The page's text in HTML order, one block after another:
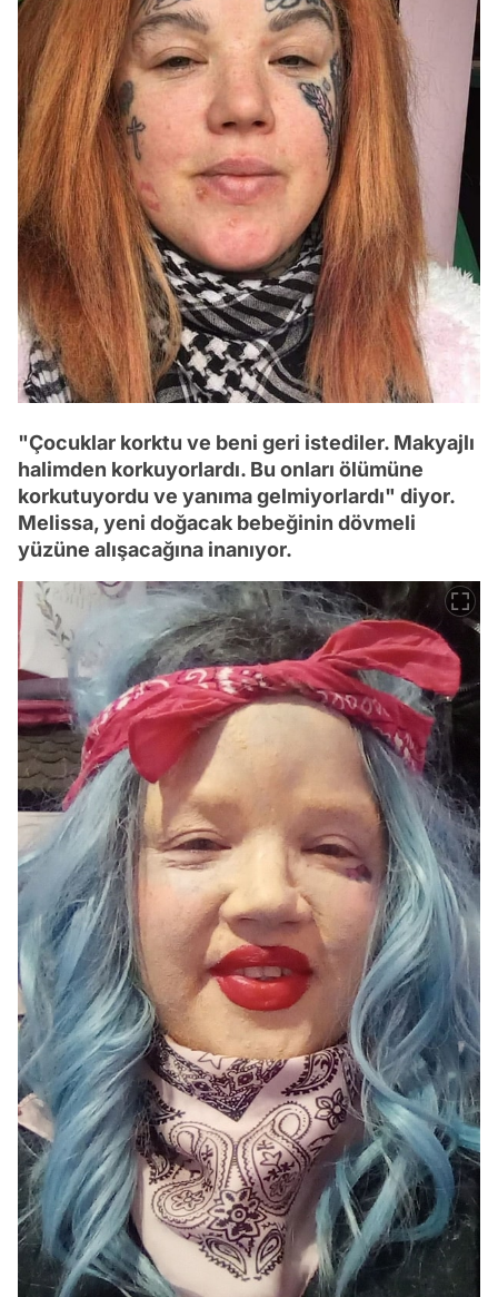
"Çocuklar korktu ve beni geri istediler. Makyajlı
halimden korkuyorlardı. Bu onları ölümüne
korkutuyordu ve yanıma gelmiyorlardı" diyor.
Melissa, yeni doğacak bebeğinin dövmeli
yüzüne alışacağına inanıyor.